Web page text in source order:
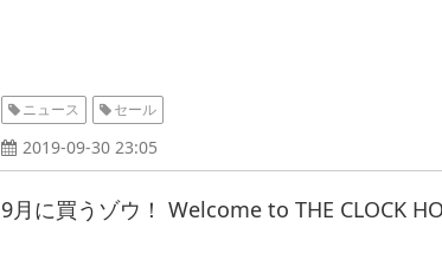
ニュース セール
2019-09-30 23:05
9月に買うゾウ！ Welcome to THE CLOCK